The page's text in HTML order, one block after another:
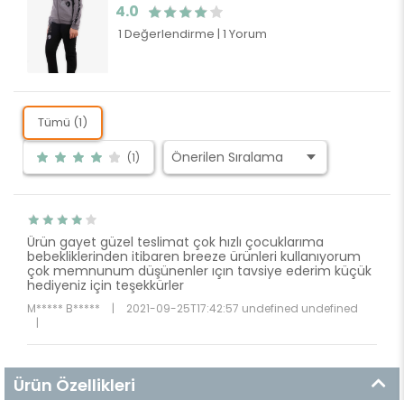
4.0
1 Değerlendirme | 1 Yorum
Tümü (1)
(1)
Ürün gayet güzel teslimat çok hızlı çocuklarıma
bebekliklerinden itibaren breeze ürünleri kullanıyorum
çok memnunum düşünenler ıçın tavsiye ederim küçük
hediyeniz için teşekkürler
M***** B***** |
2021-09-25T17:42:57 undefined undefined
|
Ürün Özellikleri